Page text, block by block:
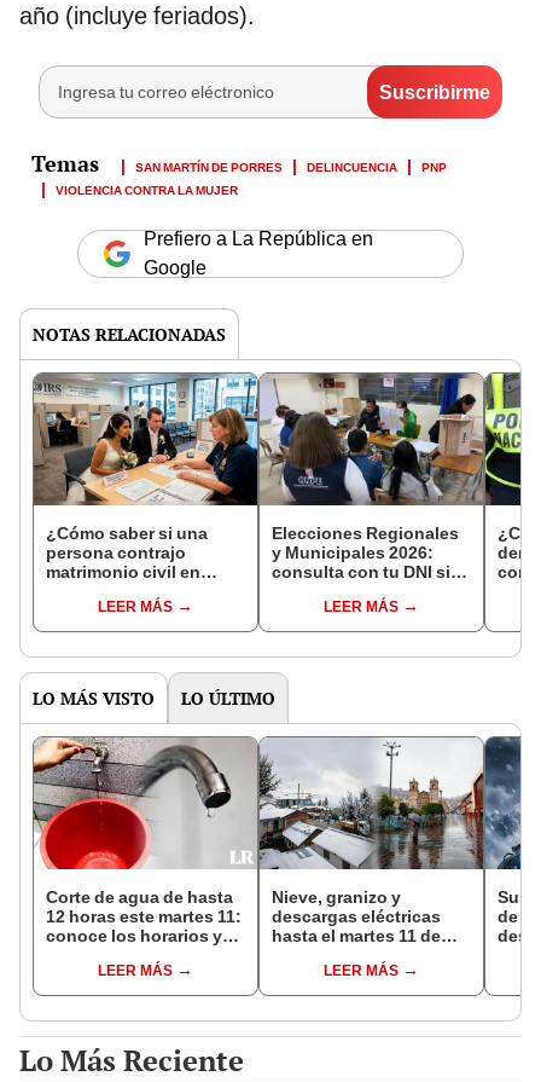
año (incluye feriados).
SAN MARTÍN DE PORRES DELINCUENCIA
PNP
VIOLENCIA CONTRA LA MUJER
Prefiero a La República en
Google
NOTAS RELACIONADAS
¿Cómo saber si una
persona contrajo
matrimonio civil en
LEER MÁS
Elecciones Regionales
y Municipales 2026:
consulta con tu DNI si
de mesa para este 4 de
octubre en el link oficial
LEER MÁS
con
LO MÁS VISTO LO ÚLTIMO
Corte de agua de hasta
12 horas este martes 11:
conoce los horarios y
Miraflores, SJL, Los
Olivos y más
LEER MÁS
Nieve, granizo y
descargas eléctricas
hasta el martes 11 de
advierte mal tiempo en
la sierra e Indeci insta a
prevención
LEER MÁS
de
Lo Más Reciente